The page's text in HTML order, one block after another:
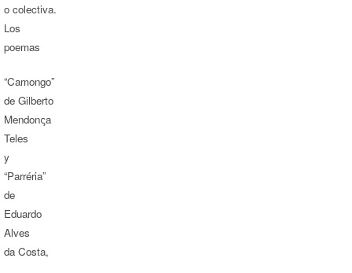
o colectiva.
Los
poemas
“Camongo”
de Gilberto
Mendonςa
Teles
y
“Parréria”
de
Eduardo
Alves
da Costa,